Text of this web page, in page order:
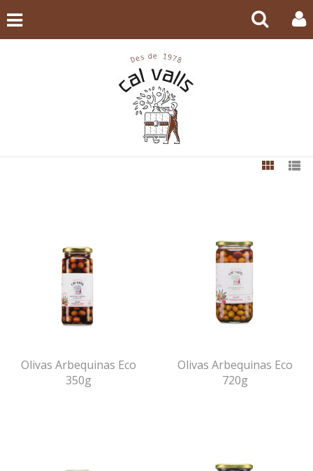
Olivas Arbequinas Eco
350g
Olivas Arbequinas Eco
720g